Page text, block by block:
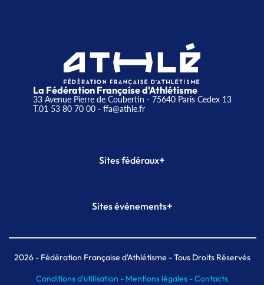
La Fédération Française d'Athlétisme
33 Avenue Pierre de Coubertin - 75640 Paris Cedex 13
T.01 53 80 70 00- ffa@athle.fr
Sites fédéraux+
Plateforme Formation
Sites événements+
Meeting de Paris indoor
MAIF Ekiden de Paris
2026- Fédération Française d'Athlétisme - Tous Droits Réservés
Conditions d'utilisation - Mentions légales -Contacts